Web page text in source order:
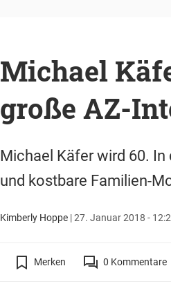
Michael
große AZ-
Michael Käfer wird 60. In
und kostbare Familien-
Kimberly Hoppe|27. Januar 2018 -
Merken 0 Kommentare